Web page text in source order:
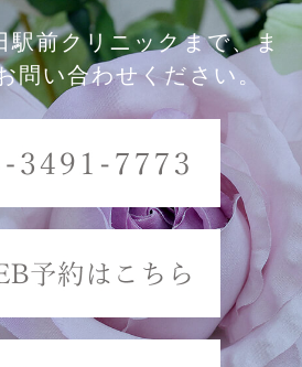
駅前クリニックまで、ま
問い合わせください。